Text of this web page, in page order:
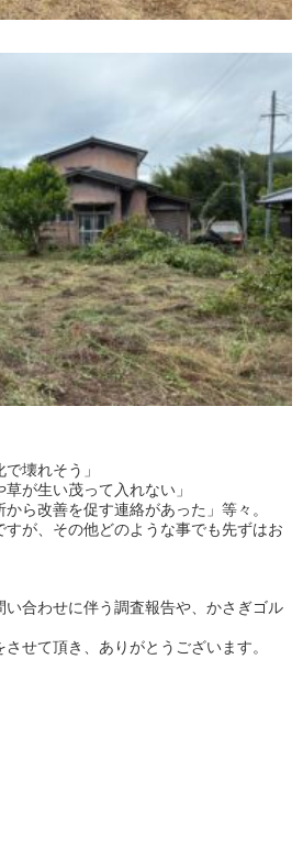
壊れそう」
が生い茂って入れない」
から改善を促す連絡があった」等々。
すが、その他どのような事でも先ずはお
い合わせに伴う調査報告や、かさぎゴル
せて頂き、ありがとうございます。